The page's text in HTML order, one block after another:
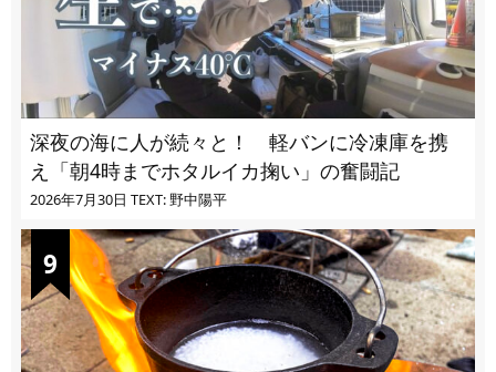
深夜の海に人が続々と！ 軽バンに冷凍庫を携
え「朝4時までホタルイカ掬い」の奮闘記
2026年7月30日 TEXT: 野中陽平